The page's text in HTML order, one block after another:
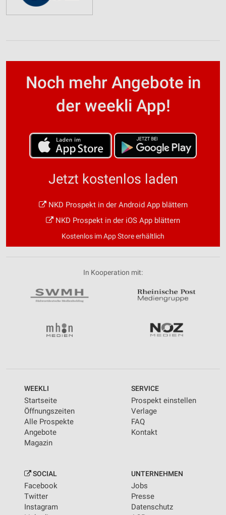
Noch mehr Angebote in
der weekli App!
Jetzt kostenlos laden
NKD Prospekt in der Android App blättern
NKD Prospekt in der iOS App blättern
Kostenlos im App Store erhältlich
In Kooperation mit:
WEEKLI
Startseite
Öffnungszeiten
Alle Prospekte
Angebote
Magazin
SERVICE
Prospekt einstellen
Verlage
FAQ
Kontakt
SOCIAL
Facebook
Twitter
Instagram
UNTERNEHMEN
Jobs
Presse
Datenschutz